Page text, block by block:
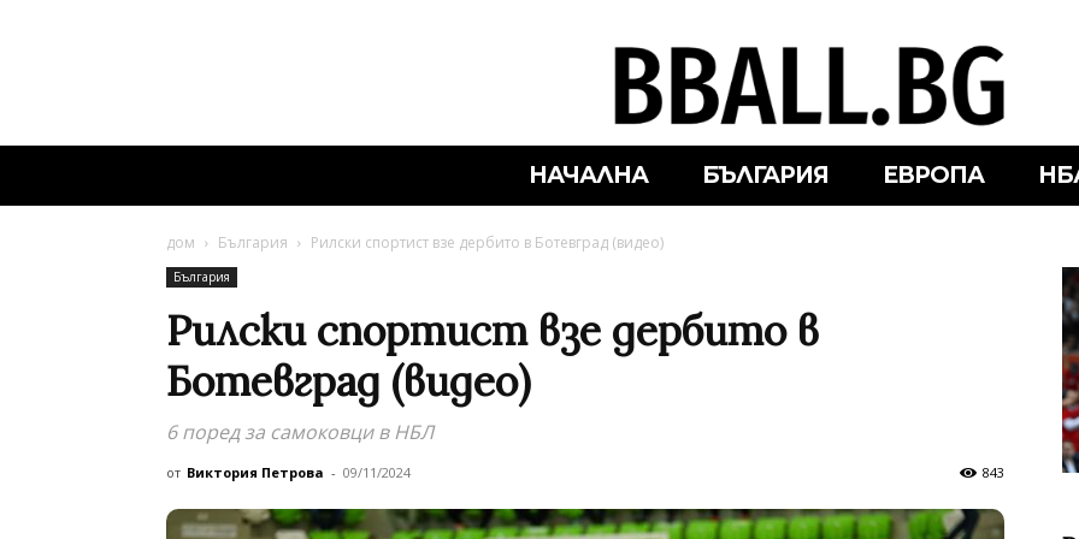
НАЧАЛНА БЪЛГАРИЯ ЕВРОПА
дом България Рилски спортист взе дербито в Ботевград (видео)
България
Рилски спортист взе дербито в
Ботевград (видео)
6 поред за самоковци в НБЛ
от Виктория Петрова - 09/11/2024 843